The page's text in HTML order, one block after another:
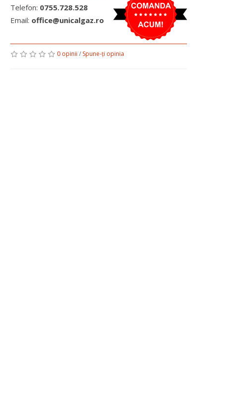
Telefon: 0755.728.528
Email: office@unicalgaz.ro
0 opinii / Spune-ţi opinia